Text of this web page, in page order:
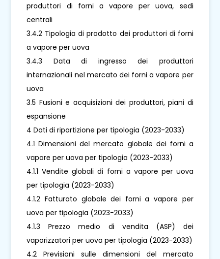
produttori di forni a vapore per uova, sedi
centrali
3.4.2 Tipologia di prodotto dei produttori di forni
a vapore per uova
3.4.3 Data di ingresso dei produttori
internazionali nel mercato dei forni a vapore per
uova
3.5 Fusioni e acquisizioni dei produttori, piani di
espansione
4 Dati di ripartizione per tipologia (2023-2033)
4.1 Dimensioni del mercato globale dei forni a
vapore per uova per tipologia (2023-2033)
4.1.1 Vendite globali di forni a vapore per uova
per tipologia (2023-2033)
4.1.2 Fatturato globale dei forni a vapore per
uova per tipologia (2023-2033)
4.1.3 Prezzo medio di vendita (ASP) dei
vaporizzatori per uova per tipologia (2023-2033)
4.2 Previsioni sulle dimensioni del mercato